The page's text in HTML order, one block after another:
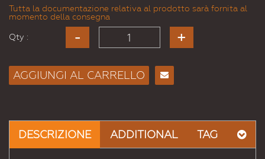
Tutta la documentazione relativa al prodotto sarà fornita al
momento della consegna
Qty :
AGGIUNGI AL CARRELLO
Amico
DESCRIZIONE ADDITIONAL TAG